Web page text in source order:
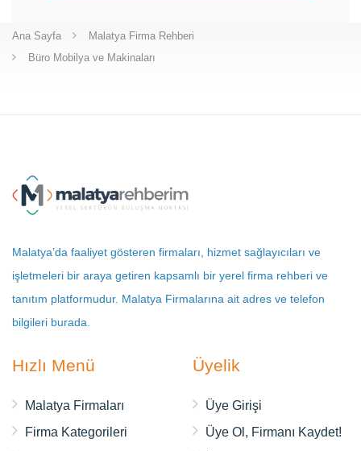
Ana Sayfa
Malatya Firma Rehberi
Büro Mobilya ve Makinaları
Malatya’da faaliyet gösteren firmaları, hizmet sağlayıcıları ve
işletmeleri bir araya getiren kapsamlı bir yerel firma rehberi ve
tanıtım platformudur. Malatya Firmalarına ait adres ve telefon
bilgileri burada.
Hızlı Menü
Malatya Firmaları
Firma Kategorileri
Üyelik
Üye Girişi
Üye Ol, Firmanı Kaydet!